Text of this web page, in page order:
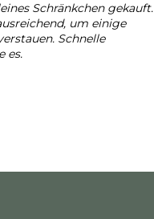
Schränkchen gekauft.
um einige
Schnelle
es.